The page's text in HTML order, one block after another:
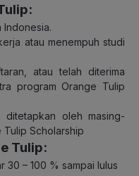
Indonesia.
atau menempuh studi
atau telah diterima
program Orange Tulip
ditetapkan oleh masing-
Tulip Scholarship
Tulip:
– 100 % sampai lulus